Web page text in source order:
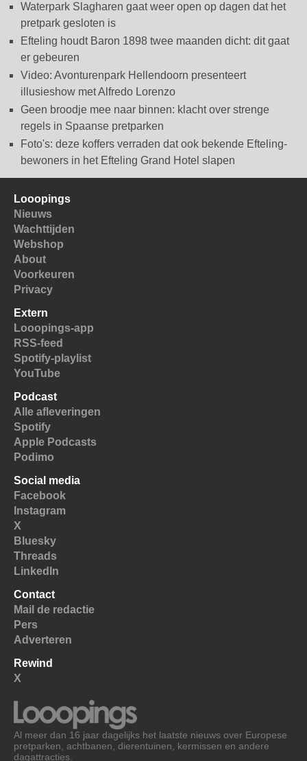
Waterpark Slagharen gaat weer open op dagen dat het
pretpark gesloten is
Efteling houdt Baron 1898 twee maanden dicht: dit gaat
er gebeuren
Video: Avonturenpark Hellendoorn presenteert
illusieshow met Alfredo Lorenzo
Geen broodje mee naar binnen: klacht over strenge
regels in Spaanse pretparken
Foto's: deze koffers verraden dat ook bekende Efteling-
bewoners in het Efteling Grand Hotel slapen
Looopings
Nieuws
Wachttijden
Webshop
About
Voorkeuren
Privacy
Extern
Looopings-app
RSS-feed
Spotify-playlist
YouTube
Podcast
Alle afleveringen
Spotify
Apple Podcasts
Podimo
Social media
Facebook
Instagram
X
Bluesky
Threads
LinkedIn
Contact
Mail de redactie
Pers
Adverteren
Rewind
X
Al meer dan 16 jaar dagelijks het laatste nieuws over Europese
pretparken, achtbanen, dierentuinen, kermissen en andere
dagattracties.